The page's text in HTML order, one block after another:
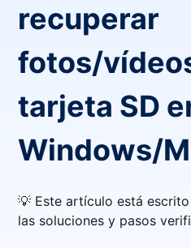
recuperar
fotos/
tarjeta SD
Windows/
💡 Este artículo está
las soluciones y pasos